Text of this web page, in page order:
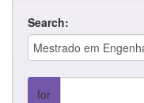
Search:
for